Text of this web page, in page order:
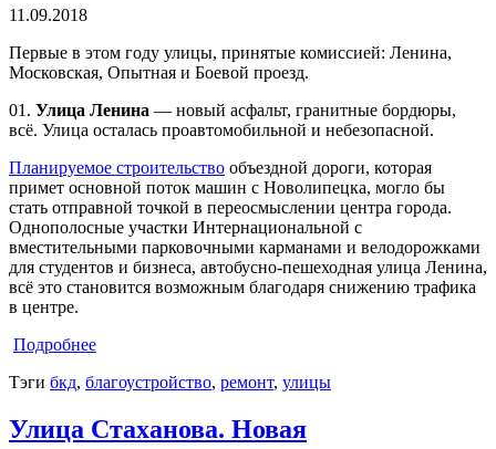
11.09.2018
Первые в этом году улицы, принятые комиссией: Ленина,
Московская, Опытная и Боевой проезд.
01. Улица Ленина — новый асфальт, гранитные бордюры,
всё. Улица осталась проавтомобильной и небезопасной.
Планируемое строительство объездной дороги, которая
примет основной поток машин с Новолипецка, могло бы
стать отправной точкой в переосмыслении центра города.
Однополосные участки Интернациональной с
вместительными парковочными карманами и велодорожками
для студентов и бизнеса, автобусно-пешеходная улица Ленина,
всё это становится возможным благодаря снижению трафика
в центре.
Подробнее
Тэги бкд, благоустройство, ремонт, улицы
Улица Стаханова. Новая